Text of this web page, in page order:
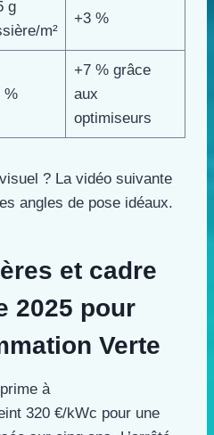
g
m²
+3 %
%
+7 % grâce
aux
optimiseurs
? La vidéo suivante
angles de pose idéaux.
et cadre
2025 pour
Verte
à
320 €/kWc pour une